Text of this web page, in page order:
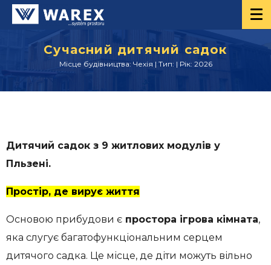
Сучасний дитячий садок
Місце будівництва: Чехія | Тип: | Рік: 2026
Дитячий садок з 9 житлових модулів у
Пльзені.
Простір, де вирує життя
Основою прибудови є простора ігрова кімната,
яка слугує багатофункціональним серцем
дитячого садка. Це місце, де діти можуть вільно